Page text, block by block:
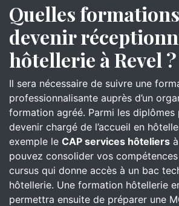
Quelles
devenir
hôtellerie à Revel ?
Il sera nécessaire de suivre une
professionnalisante auprès d’un
formation agréé. Parmi les
devenir chargé de l’accueil en
exemple le CAP services hôteliers
pouvez consolider vos
cursus qui donne accès à un bac
hôtellerie. Une formation hôtellerie
permettra ensuite de préparer une